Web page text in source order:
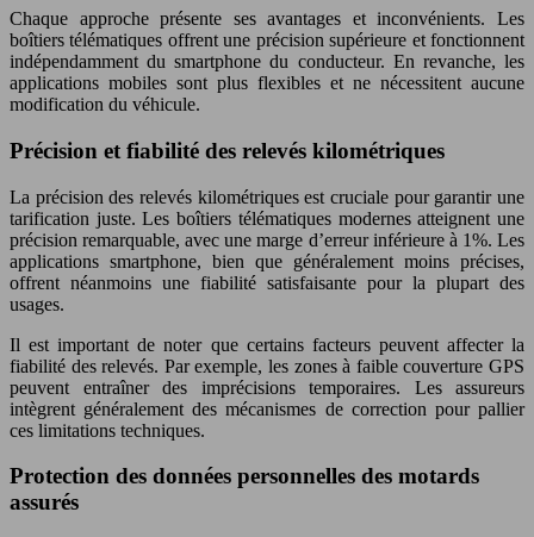
Chaque approche présente ses avantages et inconvénients. Les
boîtiers télématiques offrent une précision supérieure et fonctionnent
indépendamment du smartphone du conducteur. En revanche, les
applications mobiles sont plus flexibles et ne nécessitent aucune
modification du véhicule.
Précision et fiabilité des relevés kilométriques
La précision des relevés kilométriques est cruciale pour garantir une
tarification juste. Les boîtiers télématiques modernes atteignent une
précision remarquable, avec une marge d’erreur inférieure à 1%. Les
applications smartphone, bien que généralement moins précises,
offrent néanmoins une fiabilité satisfaisante pour la plupart des
usages.
Il est important de noter que certains facteurs peuvent affecter la
fiabilité des relevés. Par exemple, les zones à faible couverture GPS
peuvent entraîner des imprécisions temporaires. Les assureurs
intègrent généralement des mécanismes de correction pour pallier
ces limitations techniques.
Protection des données personnelles des motards
assurés